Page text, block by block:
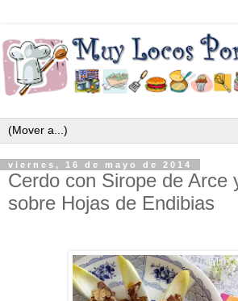
viernes, 16 de mayo de 2014
Cerdo con Sirope de Arce
sobre Hojas de Endibias